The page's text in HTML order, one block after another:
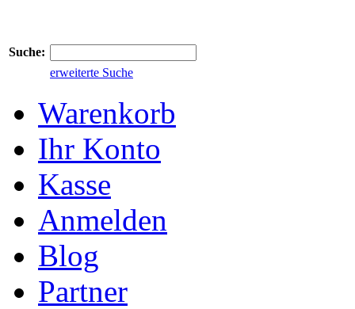
Suche:
erweiterte Suche
Warenkorb
Ihr Konto
Kasse
Anmelden
Blog
Partner